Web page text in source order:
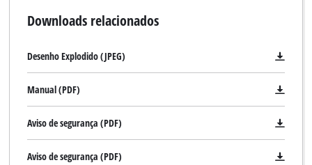
Downloads relacionados
Desenho Explodido (JPEG)
Manual (PDF)
Aviso de segurança (PDF)
Aviso de segurança (PDF)